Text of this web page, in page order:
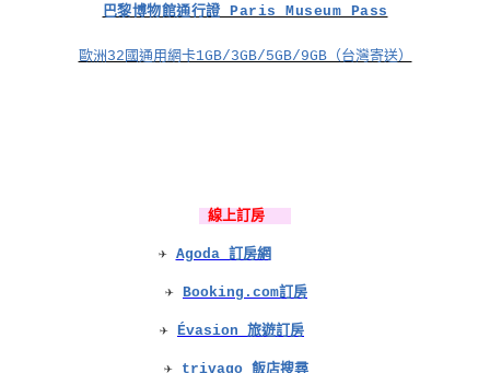
巴黎博物館通行證 Paris Museum Pass
歐洲32國通用網卡1GB/3GB/5GB/9GB（台灣寄送）
線上訂房
✈ Agoda 訂房網
✈ Booking.com訂房
✈ Évasion 旅遊訂房
✈ trivago 飯店搜尋